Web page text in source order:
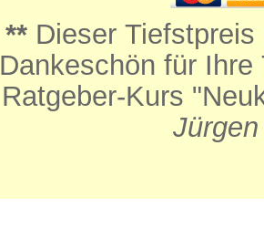
**Dieser Tiefstpreis
Dankeschön für Ihre Teilnahme am Praxis-
Ratgeber-Kurs